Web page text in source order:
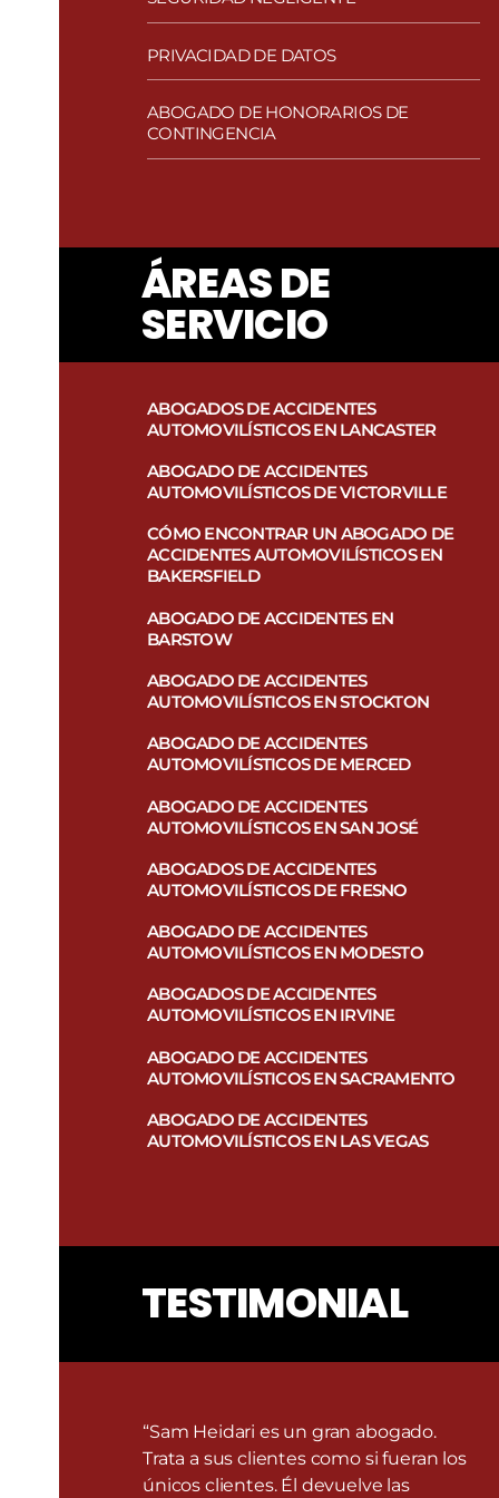
Abogado de lesiones por
quemaduras
Abogados de Accidentes por
Resbalón y Caída
Lesiones de responsabilidad de
locales
Mala conducta policial
PRIVACIDAD DE DATOS
ABOGADO DE HONORARIOS DE
CONTINGENCIA
ÁREAS DE
SERVICIO
ABOGADOS DE ACCIDENTES
AUTOMOVILÍSTICOS EN LANCASTER
ABOGADO DE ACCIDENTES
AUTOMOVILÍSTICOS DE VICTORVILLE
CÓMO ENCONTRAR UN ABOGADO DE
ACCIDENTES AUTOMOVILÍSTICOS EN
BAKERSFIELD
ABOGADO DE ACCIDENTES EN
BARSTOW
ABOGADO DE ACCIDENTES
AUTOMOVILÍSTICOS EN STOCKTON
ABOGADO DE ACCIDENTES
AUTOMOVILÍSTICOS DE MERCED
ABOGADO DE ACCIDENTES
AUTOMOVILÍSTICOS EN SAN JOSÉ
ABOGADOS DE ACCIDENTES
AUTOMOVILÍSTICOS DE FRESNO
ABOGADO DE ACCIDENTES
AUTOMOVILÍSTICOS EN MODESTO
ABOGADOS DE ACCIDENTES
AUTOMOVILÍSTICOS EN IRVINE
ABOGADO DE ACCIDENTES
AUTOMOVILÍSTICOS EN SACRAMENTO
ABOGADO DE ACCIDENTES
AUTOMOVILÍSTICOS EN LAS VEGAS
TESTIMONIAL
“Sam Heidari es un gran abogado.
Trata a sus clientes como si fueran los
únicos clientes. Él devuelve las